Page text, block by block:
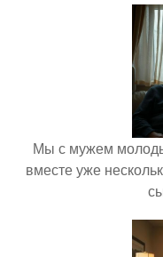
Мы с мужем
вместе уже